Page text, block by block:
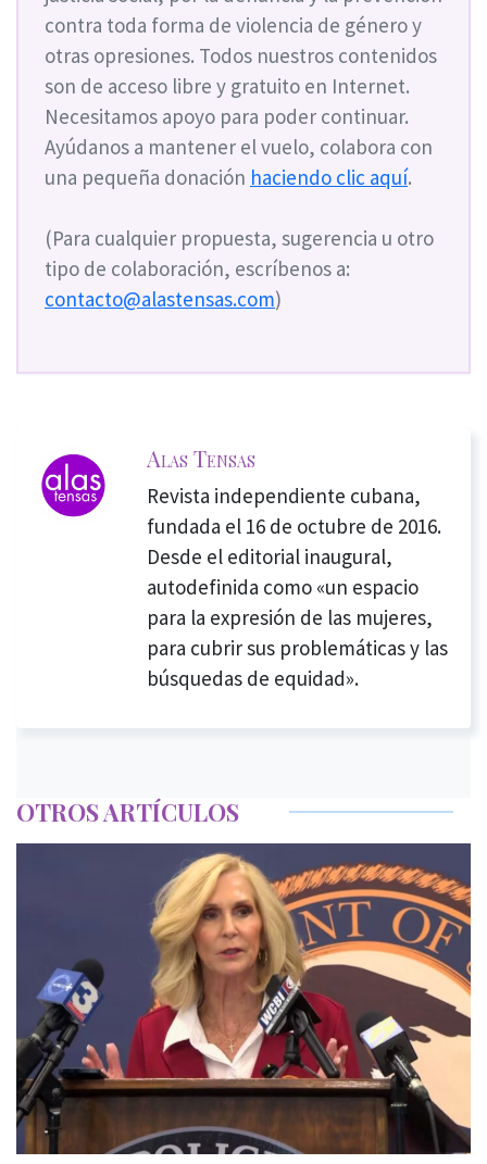
contra toda forma de violencia de género y
otras opresiones. Todos nuestros contenidos
son de acceso libre y gratuito en Internet.
Necesitamos apoyo para poder continuar.
Ayúdanos a mantener el vuelo, colabora con
una pequeña donación haciendo clic aquí.
(Para cualquier propuesta, sugerencia u otro
tipo de colaboración, escríbenos a:
contacto@alastensas.com)
Alas Tensas
Revista independiente cubana,
fundada el 16 de octubre de 2016.
Desde el editorial inaugural,
autodefinida como «un espacio
para la expresión de las mujeres,
para cubrir sus problemáticas y las
búsquedas de equidad».
OTROS ARTÍCULOS